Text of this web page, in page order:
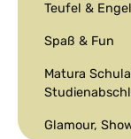
Teufel & Engel
Spaß & Fun
Matura
Glamour,